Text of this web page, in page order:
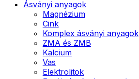
Ásványi anyagok
Magnézium
Cink
Komplex ásványi anyagok
ZMA és ZMB
Kalcium
Vas
Elektrolitok